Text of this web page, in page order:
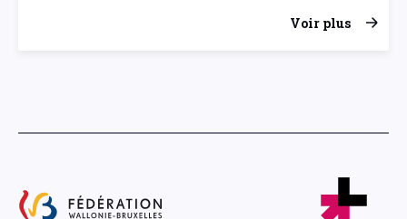
Voir plus